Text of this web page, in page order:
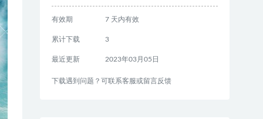
有效期 7 天内有效
累计下载 3
最近更新 2023年03月05日
下载遇到问题？可联系客服或留言反馈